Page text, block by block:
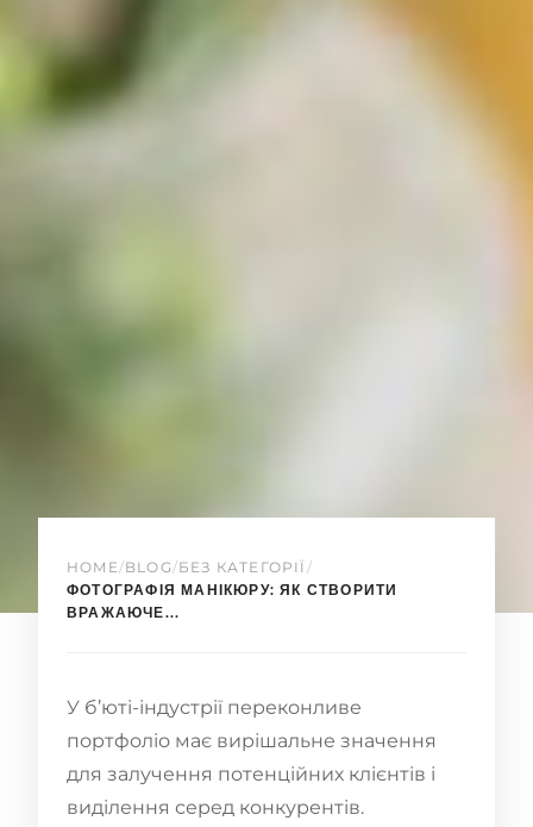
HOME /BLOG /БЕЗ КАТЕГОРІЇ /
ФОТОГРАФІЯ МАНІКЮРУ: ЯК СТВОРИТИ
ВРАЖАЮЧЕ...
У б’юті-індустрії переконливе
портфоліо має вирішальне значення
для залучення потенційних клієнтів і
виділення серед конкурентів.